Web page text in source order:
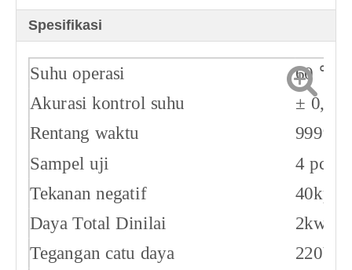
Spesifikasi
Suhu operasi
60 ℃
Akurasi kontrol suhu
±
Rentang waktu
Sampel uji
4 pcs
Tekanan negatif 40kpa
Daya Total Dinilai 2kw
Tegangan catu daya
220V,